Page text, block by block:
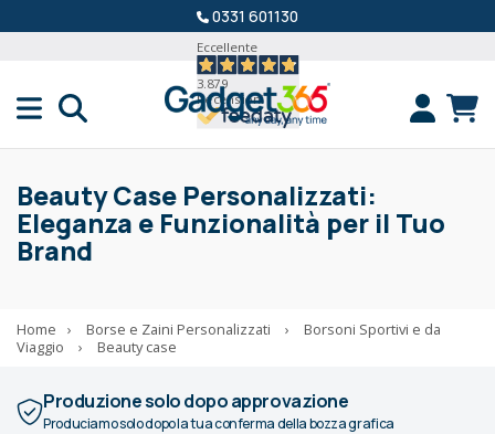
0331 601130
Eccellente
3.879
Recensioni
Beauty Case Personalizzati:
Eleganza e Funzionalità per il Tuo
Brand
Home › Borse e Zaini Personalizzati ›
Borsoni Sportivi e da
Viaggio
› Beauty case
Produzione solo dopo approvazione
Produciamo solo dopo la tua conferma della bozza grafica